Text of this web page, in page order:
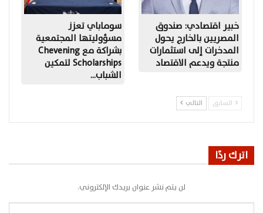
خبير اقتصادي: صندوق
المصريين بالخارج يحول
المدخرات إلى استثمارات
منتجة ويدعم الاقتصاد
سوماباي تعزز
مسؤوليتها المجتمعية
بشراكة مع Chevening
Scholarships لتمكين
الشباب…
السابق التالي
اترك ردًا
لن يتم نشر عنوان بريدك الإلكتروني.